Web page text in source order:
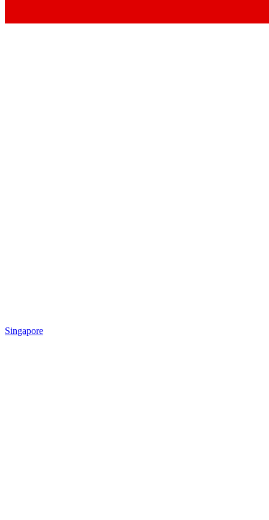
Singapore